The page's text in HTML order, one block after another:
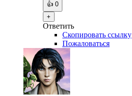
👍 0
+
Ответить
Скопировать ссылку
Пожаловаться